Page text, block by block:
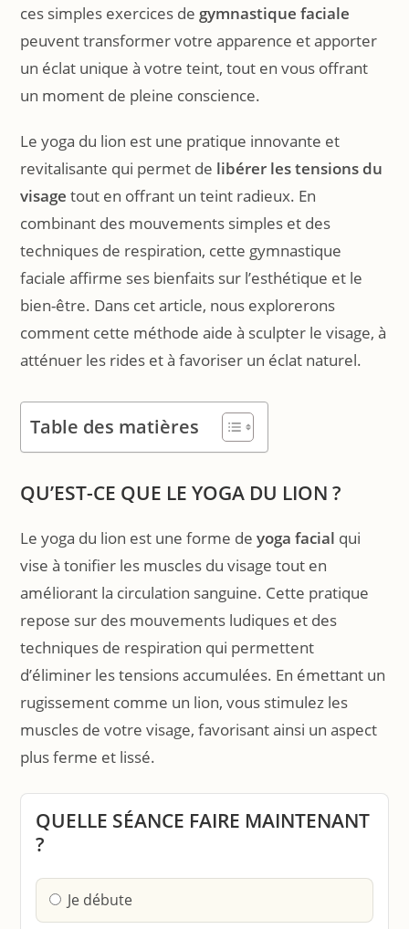
ces simples exercices de gymnastique faciale
peuvent transformer votre apparence et apporter
un éclat unique à votre teint, tout en vous offrant
un moment de pleine conscience.
Le yoga du lion est une pratique innovante et
revitalisante qui permet de libérer les tensions du
visage tout en offrant un teint radieux. En
combinant des mouvements simples et des
techniques de respiration, cette gymnastique
faciale affirme ses bienfaits sur l’esthétique et le
bien-être. Dans cet article, nous explorerons
comment cette méthode aide à sculpter le visage, à
atténuer les rides et à favoriser un éclat naturel.
Table des matières
QU’EST-CE QUE LE YOGA DU LION ?
Le yoga du lion est une forme deyoga facial qui
vise à tonifier les muscles du visage tout en
améliorant la circulation sanguine. Cette pratique
repose sur des mouvements ludiques et des
techniques de respiration qui permettent
d’éliminer les tensions accumulées. En émettant un
rugissement comme un lion, vous stimulez les
muscles de votre visage, favorisant ainsi un aspect
plus ferme et lissé.
QUELLE SÉANCE FAIRE MAINTENANT
?
Je débute